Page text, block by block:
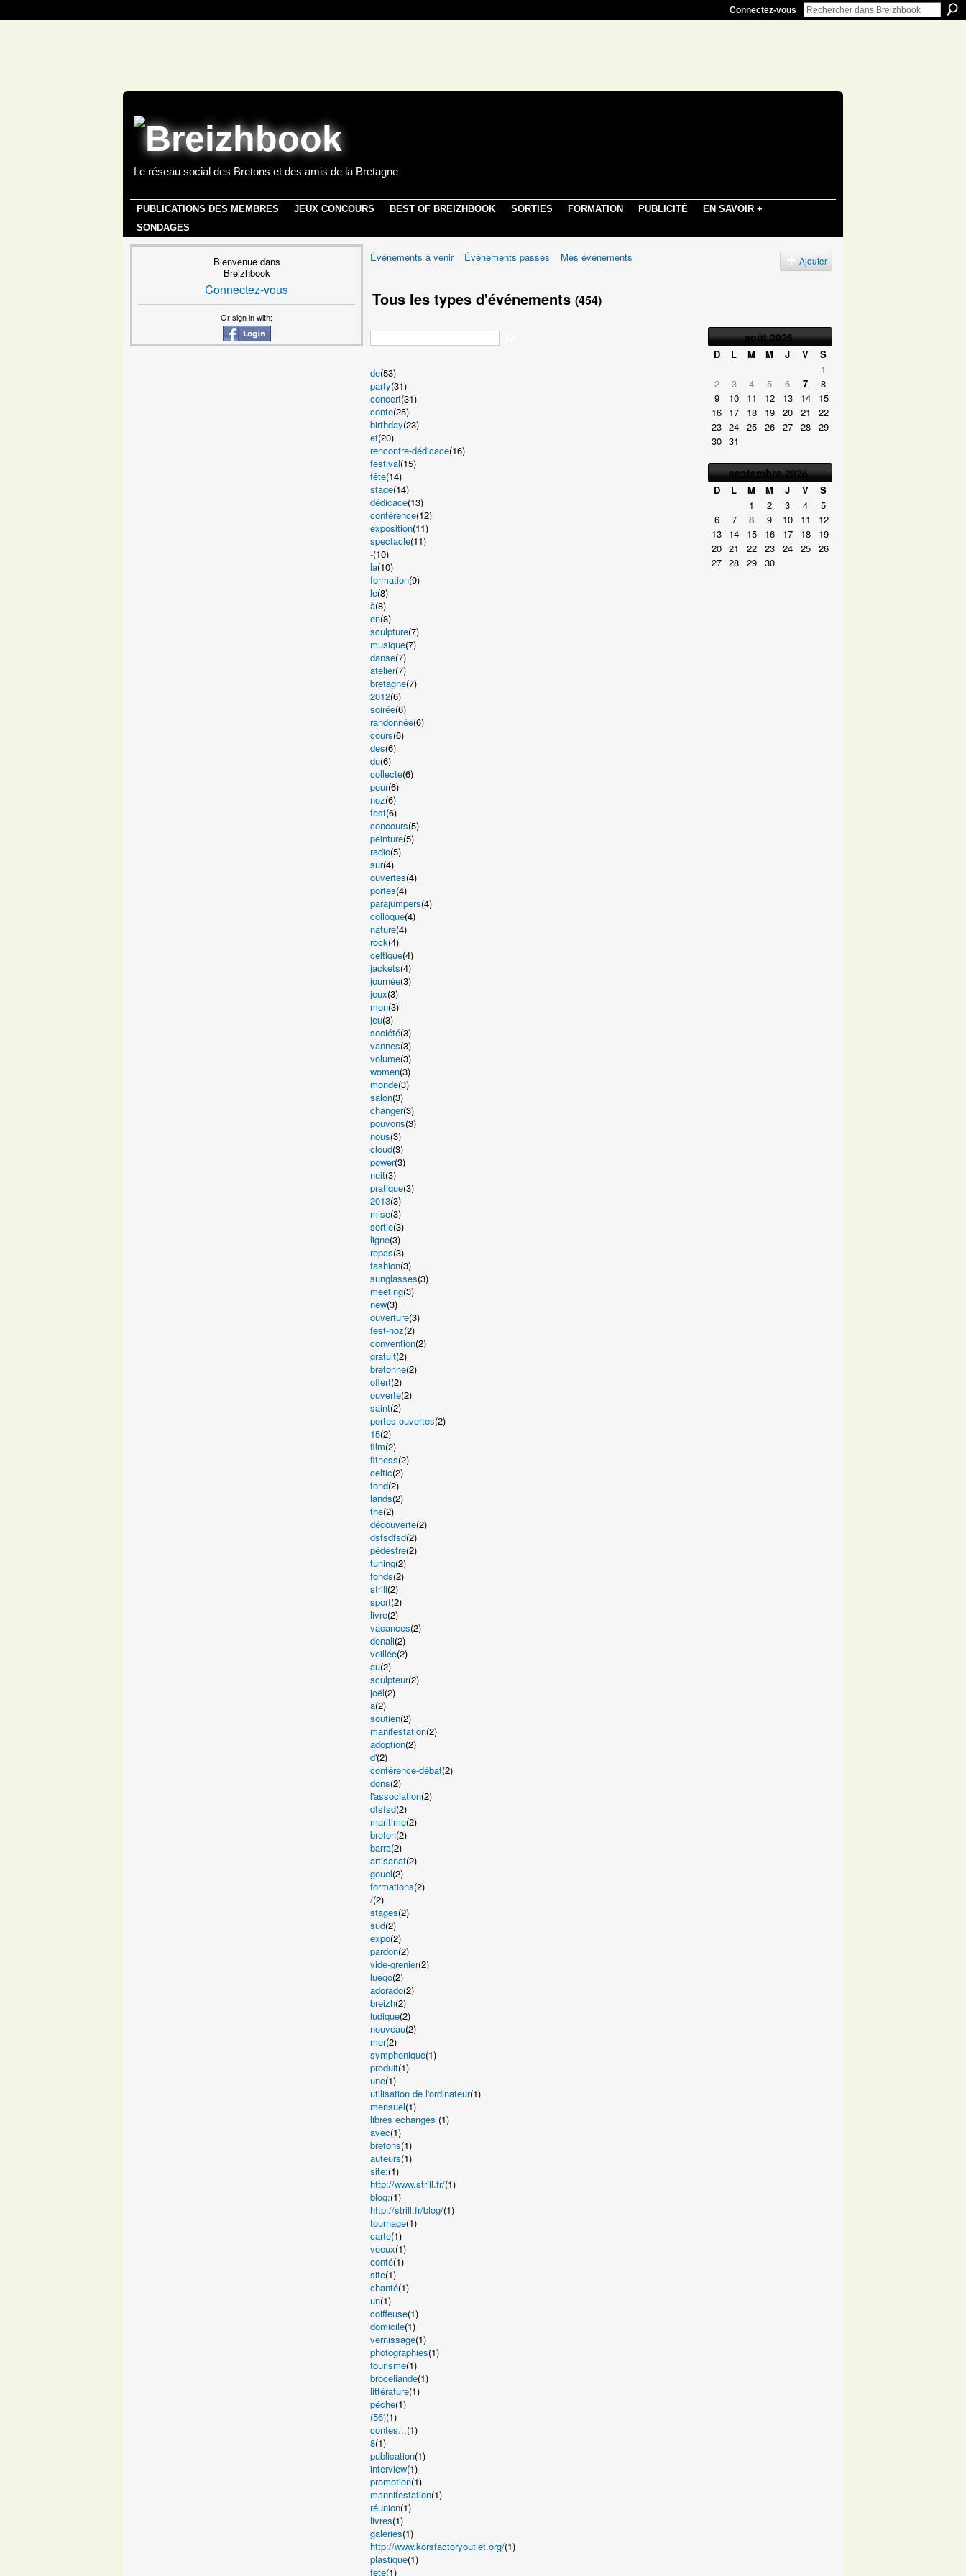
Connectez-vous
Le réseau social des Bretons et des amis de la Bretagne
PUBLICATIONS DES MEMBRES JEUX CONCOURS BEST OF BREIZHBOOK SORTIES FORMATION PUBLICITÉ
EN SAVOIR +
SONDAGES
Bienvenue dans
Breizhbook
Connectez-vous
Or sign in with:
Événements à venir Événements passés Mes événements Ajouter
Tous les types d'événements (454)
de(53)
party(31)
concert(31)
conte(25)
birthday(23)
et(20)
rencontre-dédicace(16)
festival(15)
fête(14)
stage(14)
dédicace(13)
conférence(12)
exposition(11)
spectacle(11)
-(10)
la(10)
formation(9)
le(8)
à(8)
en(8)
sculpture(7)
musique(7)
danse(7)
atelier(7)
bretagne(7)
2012(6)
soirée(6)
randonnée(6)
cours(6)
des(6)
du(6)
collecte(6)
pour(6)
noz(6)
fest(6)
concours(5)
peinture(5)
radio(5)
sur(4)
ouvertes(4)
portes(4)
parajumpers(4)
colloque(4)
nature(4)
rock(4)
celtique(4)
jackets(4)
journée(3)
jeux(3)
mon(3)
jeu(3)
société(3)
vannes(3)
volume(3)
women(3)
monde(3)
salon(3)
changer(3)
pouvons(3)
nous(3)
cloud(3)
power(3)
nuit(3)
pratique(3)
2013(3)
mise(3)
sortie(3)
ligne(3)
repas(3)
fashion(3)
sunglasses(3)
meeting(3)
new(3)
ouverture(3)
fest-noz(2)
convention(2)
gratuit(2)
bretonne(2)
offert(2)
ouverte(2)
saint(2)
portes-ouvertes(2)
15(2)
film(2)
fitness(2)
celtic(2)
fond(2)
lands(2)
the(2)
découverte(2)
dsfsdfsd(2)
pédestre(2)
tuning(2)
fonds(2)
strill(2)
sport(2)
livre(2)
vacances(2)
denali(2)
veillée(2)
au(2)
sculpteur(2)
joël(2)
a(2)
soutien(2)
manifestation(2)
adoption(2)
d'(2)
conférence-débat(2)
dons(2)
l'association(2)
dfsfsd(2)
maritime(2)
breton(2)
barra(2)
artisanat(2)
gouel(2)
formations(2)
/(2)
stages(2)
sud(2)
expo(2)
pardon(2)
vide-grenier(2)
luego(2)
adorado(2)
breizh(2)
ludique(2)
nouveau(2)
mer(2)
symphonique(1)
produit(1)
une(1)
utilisation de l'ordinateur(1)
mensuel(1)
libres echanges (1)
avec(1)
bretons(1)
auteurs(1)
site:(1)
http://www.strill.fr/(1)
blog:(1)
http://strill.fr/blog/(1)
tournage(1)
carte(1)
voeux(1)
conté(1)
site(1)
chanté(1)
un(1)
coiffeuse(1)
domicile(1)
vernissage(1)
photographies(1)
tourisme(1)
broceliande(1)
littérature(1)
pêche(1)
(56)(1)
contes...(1)
8(1)
publication(1)
interview(1)
promotion(1)
mannifestation(1)
réunion(1)
livres(1)
galeries(1)
http://www.korsfactoryoutlet.org/(1)
plastique(1)
fete(1)
août 2026
D L M M J V
S
1
2
3 4 5 6 7
8
9
10 11 12 13 14
15
16 17 18 19 20 21
22
23 24 25 26 27 28
29
30 31
septembre 2026
D L M M J V
S
1
2 3 4
5
6
7 8 9 10 11
12
13 14 15 16 17 18
19
20 21 22 23 24 25
26
27 28 29 30